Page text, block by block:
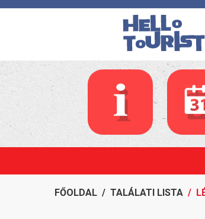
FŐOLDAL / TALÁLATI LISTA /